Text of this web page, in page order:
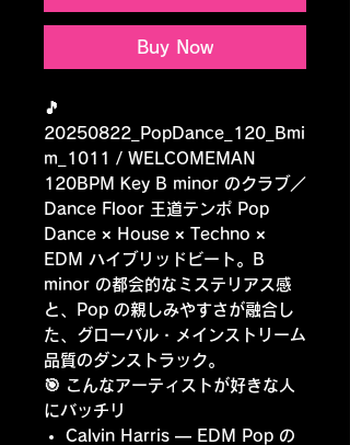
Buy Now
🎵
20250822_PopDance_120_Bmi
m_1011 / WELCOMEMAN
120BPM Key B minor のクラブ／
Dance Floor 王道テンポ Pop
Dance × House × Techno ×
EDM ハイブリッドビート。B
minor の都会的なミステリアス感
と、Pop の親しみやすさが融合し
た、グローバル・メインストリーム
品質のダンストラック。
🎯 こんなアーティストが好きな人
にバッチリ
Calvin Harris — EDM Pop の